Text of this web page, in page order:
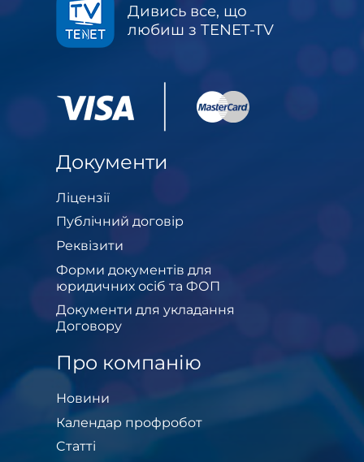
Дивись все, що
любиш з TENET-TV
Документи
Ліцензії
Публічний договір
Реквізити
Форми документів для
юридичних осіб та ФОП
Документи для укладання
Договору
Про компанію
Новини
Календар профробот
Cтатті